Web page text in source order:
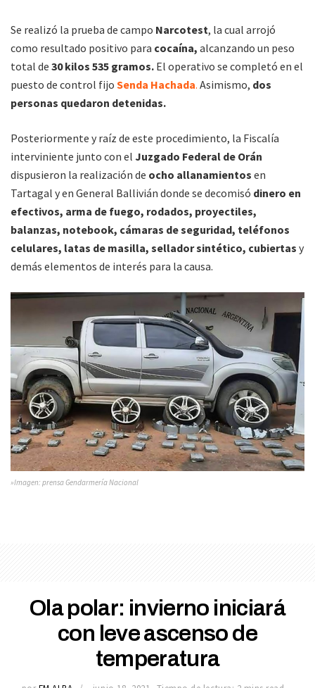
Se realizó la prueba de campo Narcotest, la cual arrojó
como resultado positivo para cocaína, alcanzando un peso
total de 30 kilos 535 gramos. El operativo se completó en el
puesto de control fijo Senda Hachada. Asimismo, dos
personas quedaron detenidas.
Posteriormente y raíz de este procedimiento, la Fiscalía
interviniente junto con el Juzgado Federal de Orán
dispusieron la realización de ocho allanamientos en
Tartagal y en General Ballivián donde se decomisó dinero en
efectivos, arma de fuego, rodados, proyectiles,
balanzas, notebook, cámaras de seguridad, teléfonos
celulares, latas de masilla, sellador sintético, cubiertas y
demás elementos de interés para la causa.
»Imagen: prensa Gendarmería Nacional
Ola polar: invierno iniciará
con leve ascenso de
temperatura